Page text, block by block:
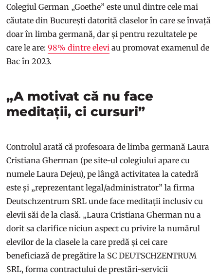
Colegiul German „Goethe” este unul dintre cele mai
căutate din București datorită claselor în care se învață
doar în limba germană, dar și pentru rezultatele pe
care le are:98% dintre elevi au promovat examenul de
Bac în 2023.
„A motivat că nu face
meditații, ci cursuri”
Controlul arată că profesoara de limba germană Laura
Cristiana Gherman (pe site-ul colegiului apare cu
numele Laura Dejeu), pe lângă activitatea la catedră
este și „reprezentant legal/administrator” la firma
Deutschzentrum SRL unde face meditații inclusiv cu
elevii săi de la clasă. „Laura Cristiana Gherman nu a
dorit sa clarifice niciun aspect cu privire la numărul
elevilor de la clasele la care predă și cei care
beneficiază de pregătire la SC DEUTSCHZENTRUM
SRL, forma contractului de prestări-servicii